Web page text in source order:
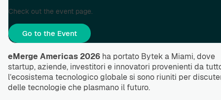
Check out the event page.
Go to the Event
eMerge Americas 2026 ha portato Bytek a Miami, dove
startup, aziende, investitori e innovatori provenienti da
l’ecosistema tecnologico globale si sono riuniti per
delle tecnologie che plasmano il futuro.